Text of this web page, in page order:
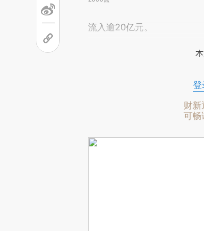
流入逾20亿元。
登
财新
可畅